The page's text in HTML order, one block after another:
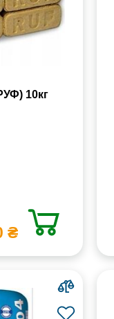
10кг
₴